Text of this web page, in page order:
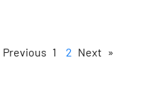
« Previous
1 2 Next »